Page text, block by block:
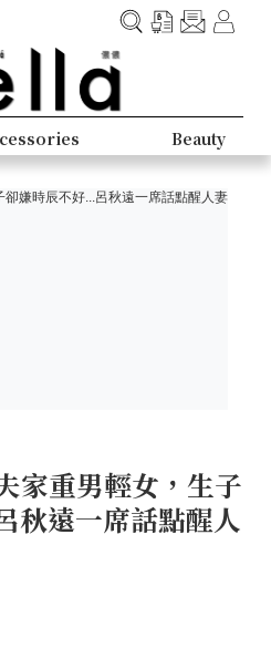
Beauty
家重男輕女，生子
秋遠一席話點醒人